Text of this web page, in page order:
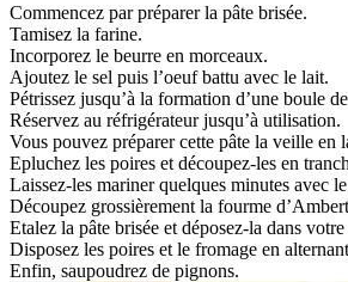
Commencez par préparer la pâte brisée.
Tamisez la farine.
Incorporez le beurre en morceaux.
Ajoutez le sel puis l’oeuf battu avec le lait.
Pétrissez jusqu’à la formation d’une boule
Réservez au réfrigérateur jusqu’à utilisation.
Vous pouvez préparer cette pâte la veille en
Epluchez les poires et découpez-les en
Laissez-les mariner quelques minutes avec
Découpez grossièrement la fourme
Etalez la pâte brisée et déposez-la dans
Disposez les poires et le fromage en
Enfin, saupoudrez de pignons.